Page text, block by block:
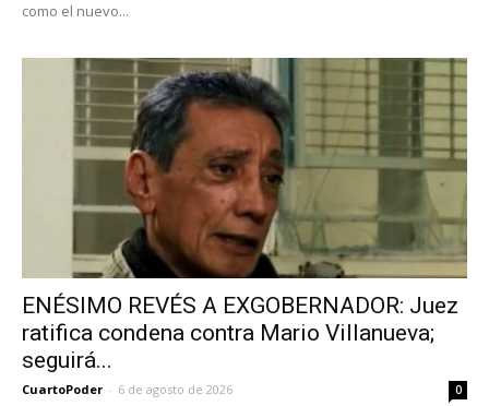
como el nuevo...
ENÉSIMO REVÉS A EXGOBERNADOR: Juez
ratifica condena contra Mario Villanueva;
seguirá...
CuartoPoder - 6 de agosto de 2026 0